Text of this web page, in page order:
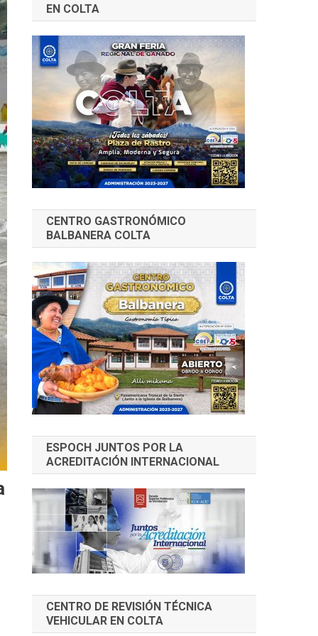
EN COLTA
CENTRO GASTRONÓMICO
BALBANERA COLTA
ESPOCH JUNTOS POR LA
ACREDITACIÓN INTERNACIONAL
CENTRO DE REVISIÓN TÉCNICA
VEHICULAR EN COLTA